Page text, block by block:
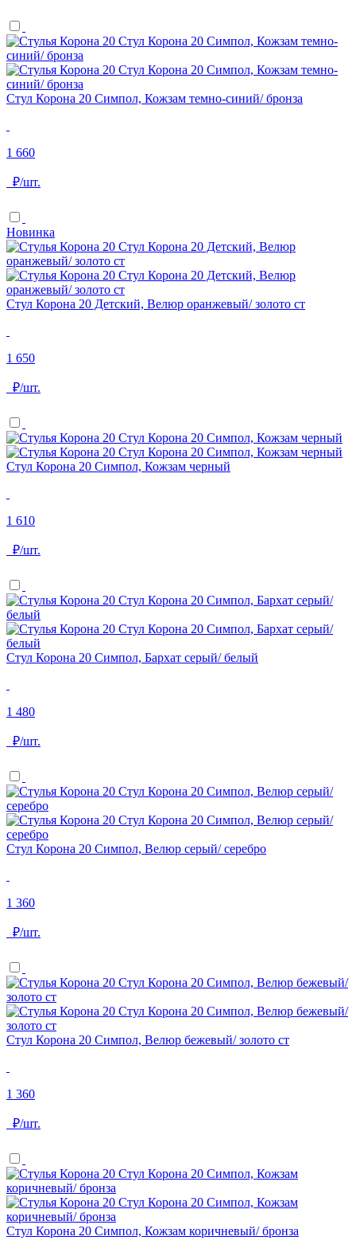
Стул Корона 20 Симпол, Кожзам темно-синий/ бронза
1 660
₽/шт.
Новинка
Стул Корона 20 Детский, Велюр оранжевый/ золото ст
1 650
₽/шт.
Стул Корона 20 Симпол, Кожзам черный
1 610
₽/шт.
Стул Корона 20 Симпол, Бархат серый/ белый
1 480
₽/шт.
Стул Корона 20 Симпол, Велюр серый/ серебро
1 360
₽/шт.
Стул Корона 20 Симпол, Велюр бежевый/ золото ст
1 360
₽/шт.
Стул Корона 20 Симпол, Кожзам коричневый/ бронза